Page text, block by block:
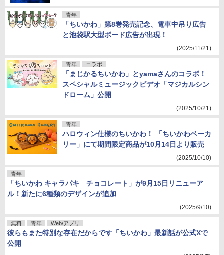
青年
「ちいかわ」第8巻発売記念、電車中吊り広告
と池袋駅大型ボード広告が出現！
(2025/11/21)
青年 コラボ
「まじかるちいかわ」とyamaさんのコラボ！
スペシャルミュージックビデオ「マジカルシン
ドローム」公開
(2025/10/21)
青年
ハロウィン仕様のちいかわ！ 「ちいかわベーカ
リー」にて期間限定商品が10月14日より販売
(2025/10/10)
青年
「ちいかわ キャラパキ チョコレート」が9月15日リニューア
ル！新たに6種類のデザインが追加
(2025/9/10)
無料 青年 Web/アプリ
彼らもまた特別な存在だからです「ちいかわ」最新話が公式Xで
公開